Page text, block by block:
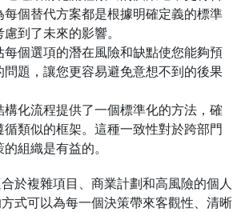
每個替代方案都是根據明確定義的標準
到了未來的影響。
每個選項的潛在風險和缺點使您能夠預
問題，讓您更容易避免意想不到的後果
構化流程提供了一個標準化的方法，確
類似的框架。這種一致性對於跨部門
組織是有益的。
於複雜項目、商業計劃和高風險的個人
式可以為每一個決策帶來客觀性、清晰